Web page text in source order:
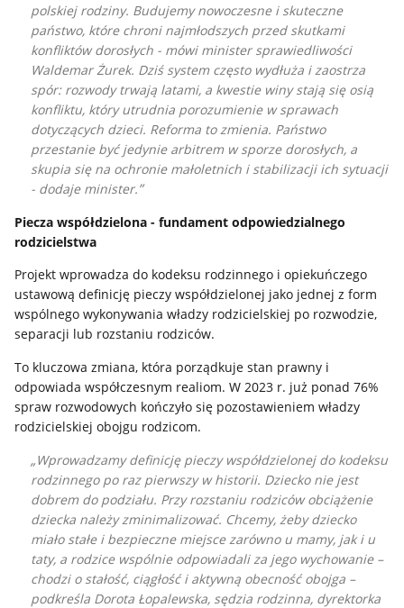
polskiej rodziny. Budujemy nowoczesne i skuteczne
państwo, które chroni najmłodszych przed skutkami
konfliktów dorosłych - mówi minister sprawiedliwości
Waldemar Żurek. Dziś system często wydłuża i zaostrza
spór: rozwody trwają latami, a kwestie winy stają się osią
konfliktu, który utrudnia porozumienie w sprawach
dotyczących dzieci. Reforma to zmienia. Państwo
przestanie być jedynie arbitrem w sporze dorosłych, a
skupia się na ochronie małoletnich i stabilizacji ich sytuacji
- dodaje minister.
Piecza współdzielona - fundament odpowiedzialnego
rodzicielstwa
Projekt wprowadza do kodeksu rodzinnego i opiekuńczego
ustawową definicję pieczy współdzielonej jako jednej z form
wspólnego wykonywania władzy rodzicielskiej po rozwodzie,
separacji lub rozstaniu rodziców.
To kluczowa zmiana, która porządkuje stan prawny i
odpowiada współczesnym realiom. W 2023 r. już ponad 76%
spraw rozwodowych kończyło się pozostawieniem władzy
rodzicielskiej obojgu rodzicom.
Wprowadzamy definicję pieczy współdzielonej do kodeksu
rodzinnego po raz pierwszy w historii. Dziecko nie jest
dobrem do podziału. Przy rozstaniu rodziców obciążenie
dziecka należy zminimalizować. Chcemy, żeby dziecko
miało stałe i bezpieczne miejsce zarówno u mamy, jak i u
taty, a rodzice wspólnie odpowiadali za jego wychowanie –
chodzi o stałość, ciągłość i aktywną obecność obojga –
podkreśla Dorota Łopalewska, sędzia rodzinna, dyrektorka